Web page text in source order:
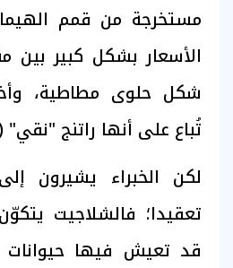
مستخرجة من قمم
الأسعار بشكل كبير بين
شكل حلوى مطاطية،
تُباع على أنها راتنج
لكن الخبراء يشيرون
تعقيدا؛ فالشلاجيت
قد تعيش فيها حيوانات